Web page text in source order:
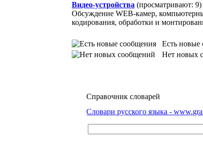
Видео-устройства (просматривают: 9)
Обсуждение WEB-камер,
кодирования, обработки и
Есть новые
Нет новых
Справочник словарей
Словари русского языка -